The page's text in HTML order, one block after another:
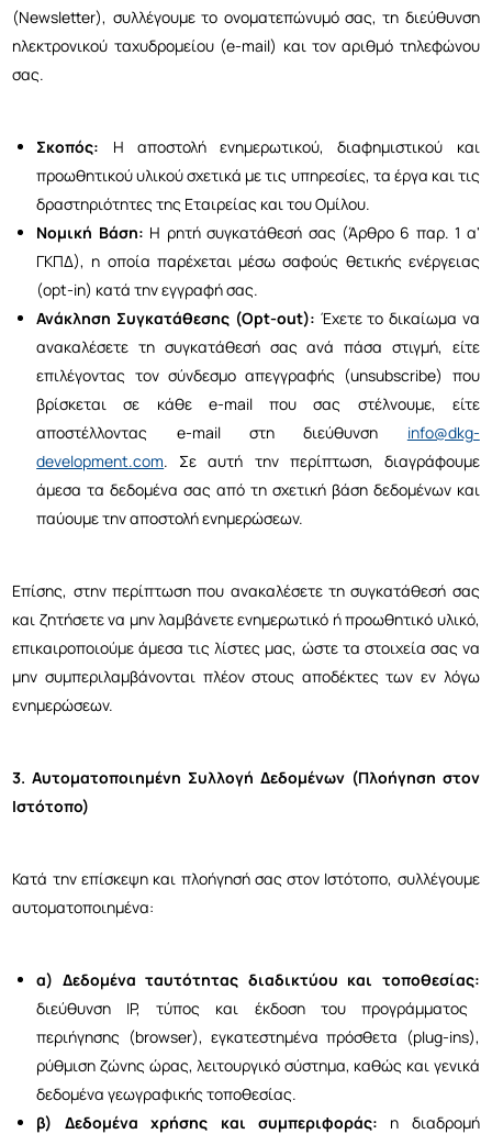
(Newsletter), συλλέγουμε το ονοματεπώνυμό σας, τη διεύθυνση
ηλεκτρονικού ταχυδρομείου (e-mail) και τον αριθμό τηλεφώνου
σας.
Σκοπός: Η αποστολή ενημερωτικού, διαφημιστικού και
προωθητικού υλικού σχετικά με τις υπηρεσίες, τα έργα και τις
δραστηριότητες της Εταιρείας και του Ομίλου.
Νομική Βάση: Η ρητή συγκατάθεσή σας (Άρθρο 6 παρ. 1 α'
ΓΚΠΔ), η οποία παρέχεται μέσω σαφούς θετικής ενέργειας
(opt-in) κατά την εγγραφή σας.
Ανάκληση Συγκατάθεσης (Opt-out): Έχετε το δικαίωμα να
ανακαλέσετε τη συγκατάθεσή σας ανά πάσα στιγμή, είτε
επιλέγοντας τον σύνδεσμο απεγγραφής (unsubscribe) που
βρίσκεται σε κάθε e-mail που σας στέλνουμε, είτε
αποστέλλοντας e-mail στη διεύθυνση info@dkg-
development.com. Σε αυτή την περίπτωση, διαγράφουμε
άμεσα τα δεδομένα σας από τη σχετική βάση δεδομένων και
παύουμε την αποστολή ενημερώσεων.
Επίσης, στην περίπτωση που ανακαλέσετε τη συγκατάθεσή σας
και ζητήσετε να μην λαμβάνετε ενημερωτικό ή προωθητικό υλικό,
επικαιροποιούμε άμεσα τις λίστες μας, ώστε τα στοιχεία σας να
μην συμπεριλαμβάνονται πλέον στους αποδέκτες των εν λόγω
ενημερώσεων.
3. Αυτοματοποιημένη Συλλογή Δεδομένων (Πλοήγηση στον
Ιστότοπο)
Κατά την επίσκεψη και πλοήγησή σας στον Ιστότοπο, συλλέγουμε
αυτοματοποιημένα:
α) Δεδομένα ταυτότητας διαδικτύου και τοποθεσίας:
διεύθυνση IP, τύπος και έκδοση του προγράμματος
περιήγησης (browser), εγκατεστημένα πρόσθετα (plug-ins),
ρύθμιση ζώνης ώρας, λειτουργικό σύστημα, καθώς και γενικά
δεδομένα γεωγραφικής τοποθεσίας.
β) Δεδομένα χρήσης και συμπεριφοράς: η διαδρομή